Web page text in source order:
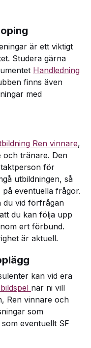
är ett viktigt
Studera gärna
Handledning
finns även
med
Ren vinnare,
och tränare. Den
för
utbildningen, så
eventuella frågor.
du vid förfrågan
du kan följa upp
ert förbund.
är aktuell.
kan vid era
när ni vill
Ren vinnare och
som
eventuellt SF